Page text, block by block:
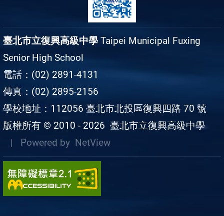
臺北市立復興高級中學 Taipei Municipal Fuxing
Senior High School
電話：(02) 2891-4131
傳真：(02) 2895-2156
學校地址：112056 臺北市北投區復興四路 70 號
版權所有 © 2010 - 2026 臺北市立復興高級中學
| Powered by NetView